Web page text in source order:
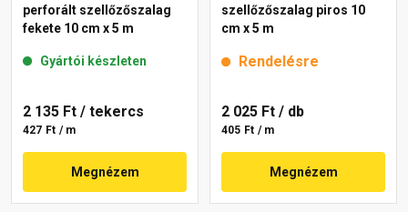
perforált szellőzőszalag
fekete 10 cm x 5 m
Gyártói készleten
2 135 Ft / tekercs
427 Ft / m
Megnézem
szellőzőszalag piros 10
cm x 5 m
Rendelésre
2 025 Ft / db
405 Ft / m
Megnézem